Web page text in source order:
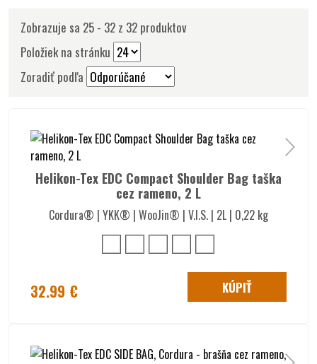
Zobrazuje sa 25 - 32 z 32 produktov
Položiek na stránku
Zoradiť podľa
Helikon-Tex EDC Compact Shoulder Bag taška
cez rameno, 2 L
Cordura® | YKK® | WooJin® | V.I.S. | 2L | 0,22 kg
32.99 € KÚPIŤ